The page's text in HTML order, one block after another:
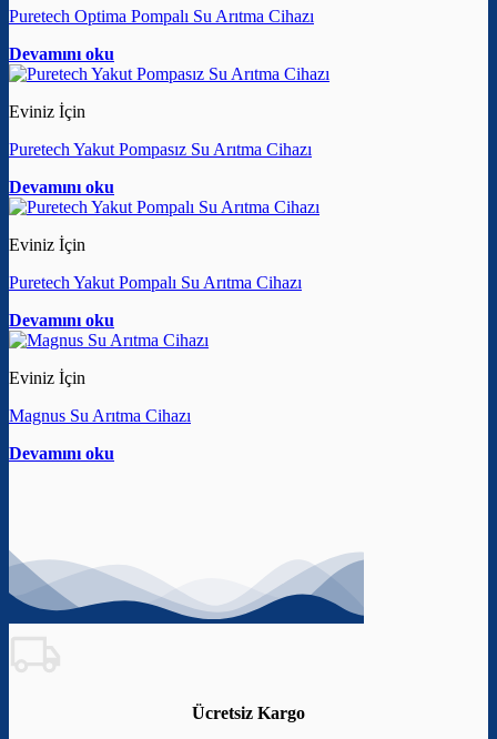
Puretech Optima Pompalı Su Arıtma Cihazı
Devamını oku
Eviniz İçin
Puretech Yakut Pompasız Su Arıtma Cihazı
Devamını oku
Eviniz İçin
Puretech Yakut Pompalı Su Arıtma Cihazı
Devamını oku
Eviniz İçin
Magnus Su Arıtma Cihazı
Devamını oku
Ücretsiz Kargo